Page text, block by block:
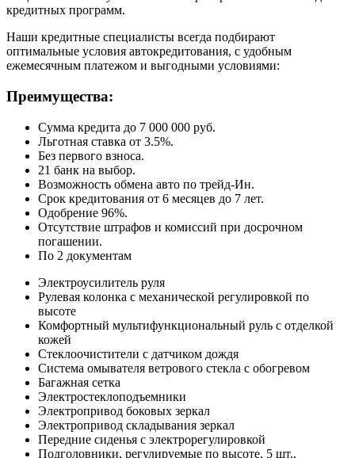
кредитных программ.
Наши кредитные специалисты всегда подбирают
оптимальные условия автокредитования, с удобным
ежемесячным платежом и выгодными условиями:
Преимущества:
Сумма кредита до 7 000 000 руб.
Льготная ставка от 3.5%.
Без первого взноса.
21 банк на выбор.
Возможность обмена авто по трейд-Ин.
Срок кредитования от 6 месяцев до 7 лет.
Одобрение 96%.
Отсутствие штрафов и комиссий при досрочном
погашении.
По 2 документам
Электроусилитель руля
Рулевая колонка с механической регулировкой по
высоте
Комфортный мультифункциональный руль с отделкой
кожей
Стеклоочистители c датчиком дождя
Система омывателя ветрового стекла с обогревом
Багажная сетка
Электростеклоподъемники
Электропривод боковых зеркал
Электропривод складывания зеркал
Передние сиденья с электрорегулировкой
Подголовники, регулируемые по высоте, 5 шт.,